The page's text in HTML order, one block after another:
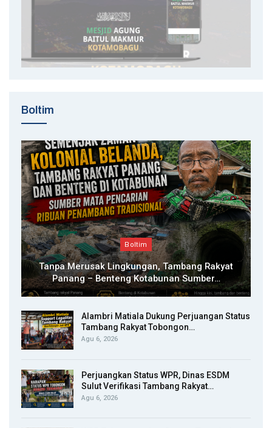
Boltim
Boltim
Tanpa Merusak Lingkungan, Tambang Rakyat
Panang – Benteng Kotabunan Sumber…
Alambri Matiala Dukung Perjuangan Status
Tambang Rakyat Tobongon…
Agu 6, 2026
Perjuangkan Status WPR, Dinas ESDM
Sulut Verifikasi Tambang Rakyat…
Agu 6, 2026